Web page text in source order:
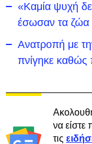
«Καμία ψυχή
έσωσαν τα ζώα
Ανατροπή με
πνίγηκε καθώς
να είστε
τις